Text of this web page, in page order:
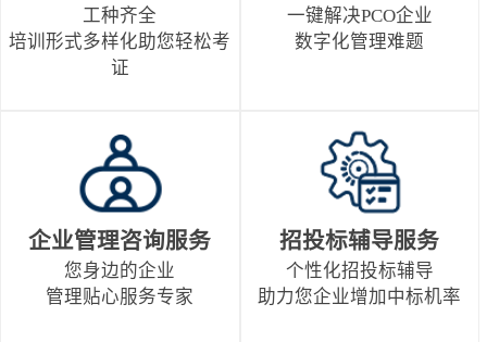
工种齐全
培训形式多样化助您轻松考
证
一键解决PCO企业
数字化管理难题
企业管理咨询服务
您身边的企业
管理贴心服务专家
招投标辅导服务
个性化招投标辅导
助力您企业增加中标机率